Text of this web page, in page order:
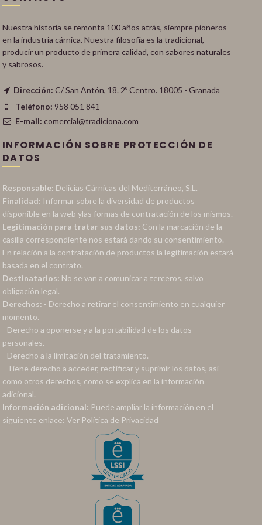
Nuestra historia se remonta 100 años atrás, siempre pioneros
en la industria cárnica. Nuestra filosofía es la tradicional,
producir un producto de primera calidad, con sabores naturales
y sabrosos.
Dirección: C/ San Antón, 18. 2º Centro. 18005 - Granada
Teléfono: 958 051 841
E-mail: comercial@tradiciona.com
INFORMACIÓN SOBRE PROTECCIÓN DE
DATOS
Responsable: Delicias Cárnicas del Mediterráneo, S.L.
Finalidad: Informar sobre la diversidad de productos
disponible en la web ylas formas de contratación de los mismos.
Legitimación para tratar sus datos: Con la marcación de la
casilla correspondiente nos estará dando su consentimiento.
En relación a la contratación de productos la legitimación estará
basada en el contrato.
Destinatarios: No se van a comunicar a terceros, salvo
obligación legal.
Derechos: - Derecho a retirar el consentimiento en cualquier
momento.
- Derecho a oponerse y a la portabilidad de los datos
personales.
- Derecho a la limitación del tratamiento.
- Tiene derecho a acceder, rectificar y suprimir los datos, así
como otros derechos, como se explica en la información
adicional.
Información adicional: Puede ampliar la información en el
siguiente enlace: Ver Política de Privacidad